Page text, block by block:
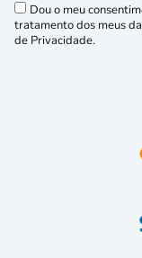
Dou o meu
tratamento dos meus
de Privacidade.